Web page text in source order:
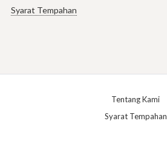
Syarat Tempahan
Tentang Kami
Syarat Tempahan